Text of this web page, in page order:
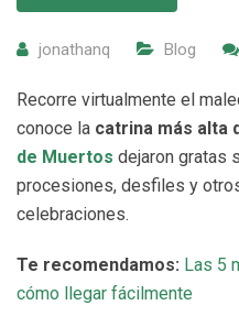
jonathanq Blog
Recorre virtualmente el
conoce la catrina más alta
de Muertos dejaron gratas
procesiones, desfiles y
celebraciones.
Te recomendamos: Las 5
cómo llegar fácilmente